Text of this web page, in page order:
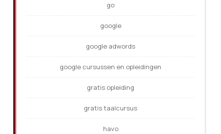
go
google
google adwords
google cursussen en opleidingen
gratis opleiding
gratis taalcursus
havo